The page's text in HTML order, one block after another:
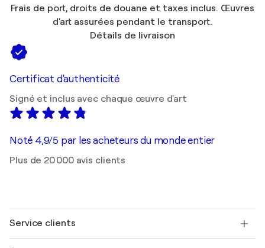
Frais de port, droits de douane et taxes inclus. Œuvres
d'art assurées pendant le transport.
Détails de livraison
Certificat d'authenticité
Signé et inclus avec chaque œuvre d'art
Noté 4,9/5 par les acheteurs du monde entier
Plus de 20 000 avis clients
Service clients